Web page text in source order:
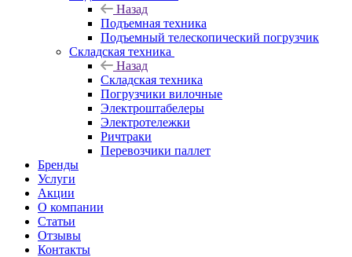
Назад
Подъемная техника
Подъемный телескопический погрузчик
Складская техника
Назад
Складская техника
Погрузчики вилочные
Электроштабелеры
Электротележки
Ричтраки
Перевозчики паллет
Бренды
Услуги
Акции
О компании
Статьи
Отзывы
Контакты